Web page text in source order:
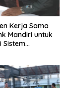
Kerja Sama
Mandiri untuk
Sistem